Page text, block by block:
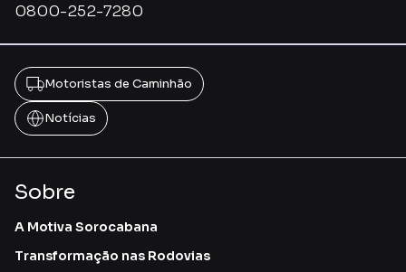
0800-252-7280
Motoristas de Caminhão
Notícias
Sobre
A Motiva Sorocabana
Transformação nas Rodovias